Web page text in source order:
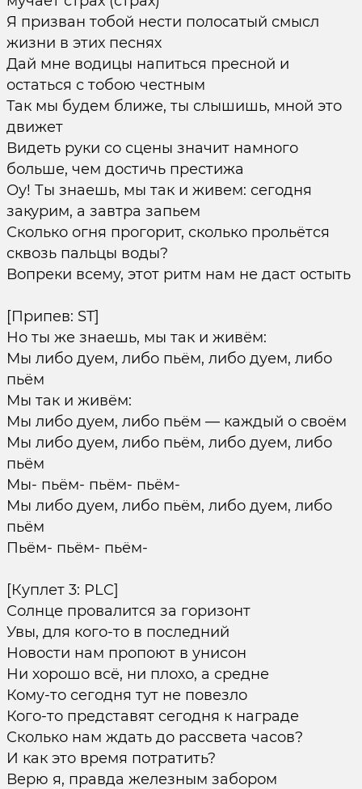
Я призван тобой нести полосатый смысл
жизни в этих песнях
Дай мне водицы напиться пресной и
остаться с тобою честным
Так мы будем ближе, ты слышишь, мной это
движет
Видеть руки со сцены значит намного
больше, чем достичь престижа
Оу! Ты знаешь, мы так и живем: сегодня
закурим, а завтра запьем
Сколько огня прогорит, сколько прольётся
сквозь пальцы воды?
Вопреки всему, этот ритм нам не даст остыть
[Припев: ST]
Но ты же знаешь, мы так и живём:
Мы либо дуем, либо пьём, либо дуем, либо
пьём
Мы так и живём:
Мы либо дуем, либо пьём — каждый о своём
Мы либо дуем, либо пьём, либо дуем, либо
пьём
Мы- пьём- пьём- пьём-
Мы либо дуем, либо пьём, либо дуем, либо
пьём
Пьём- пьём- пьём-
[Куплет 3: PLC]
Солнце провалится за горизонт
Увы, для кого-то в последний
Новости нам пропоют в унисон
Ни хорошо всё, ни плохо, а средне
Кому-то сегодня тут не повезло
Кого-то представят сегодня к награде
Сколько нам ждать до рассвета часов?
И как это время потратить?
Верю я, правда железным забором